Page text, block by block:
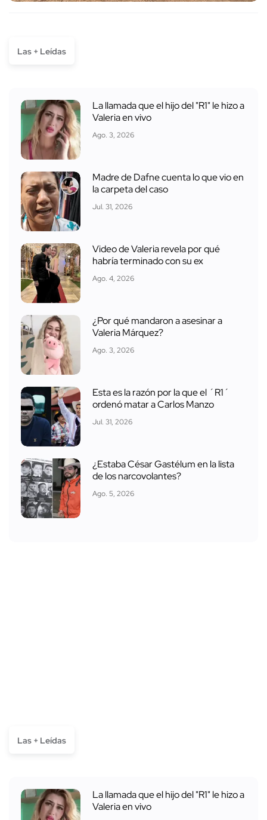
Las + Leídas
La llamada que el hijo del "R1" le hizo a
Valeria en vivo
Ago. 3, 2026
Madre de Dafne cuenta lo que vio en
la carpeta del caso
Jul. 31, 2026
Video de Valeria revela por qué
habría terminado con su ex
Ago. 4, 2026
¿Por qué mandaron a asesinar a
Valeria Márquez?
Ago. 3, 2026
Esta es la razón por la que el ´R1´
ordenó matar a Carlos Manzo
Jul. 31, 2026
¿Estaba César Gastélum en la lista
de los narcovolantes?
Ago. 5, 2026
Las + Leídas
La llamada que el hijo del "R1" le hizo a
Valeria en vivo